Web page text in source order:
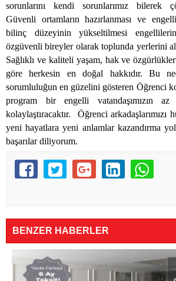
sorunlarını kendi sorunlarımız bilerek
Güvenli ortamların hazırlanması ve
bilinç düzeyinin yükseltilmesi
özgüvenli bireyler olarak toplunda yerlerini
Sağlıklı ve kaliteli yaşam, hak ve
göre herkesin en doğal hakkıdır. Bu
sorumluluğun en güzelini gösteren Öğrenci
program bir engelli vatandaşımızın az
kolaylaştıracaktır.
Öğrenci arkadaşlarımızı
yeni hayatlara yeni anlamlar kazandırma
başarılar diliyorum.
BENZER HABERLER